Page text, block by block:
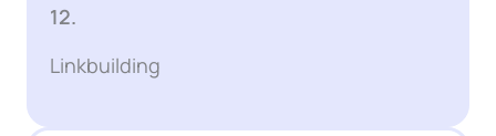
12.
Linkbuilding